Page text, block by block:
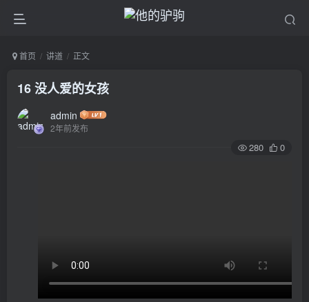
首页 讲道 正文
16 没人爱的女孩
admin
2年前发布
280 0